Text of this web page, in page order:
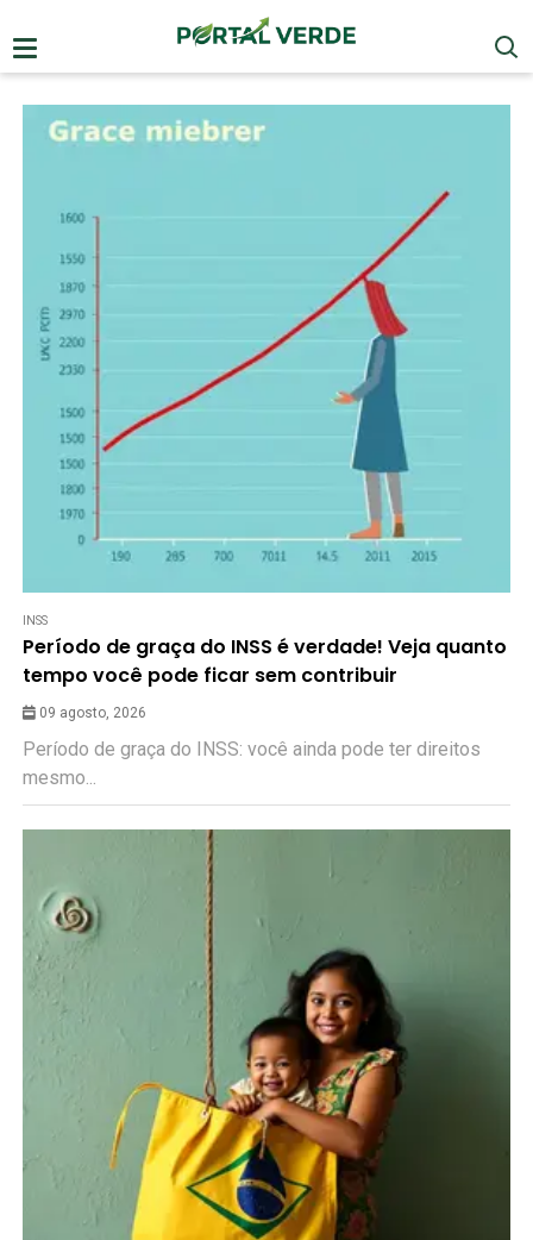
INSS
Período de graça do INSS é verdade! Veja quanto
tempo você pode ficar sem contribuir
09 agosto, 2026
Período de graça do INSS: você ainda pode ter direitos
mesmo...